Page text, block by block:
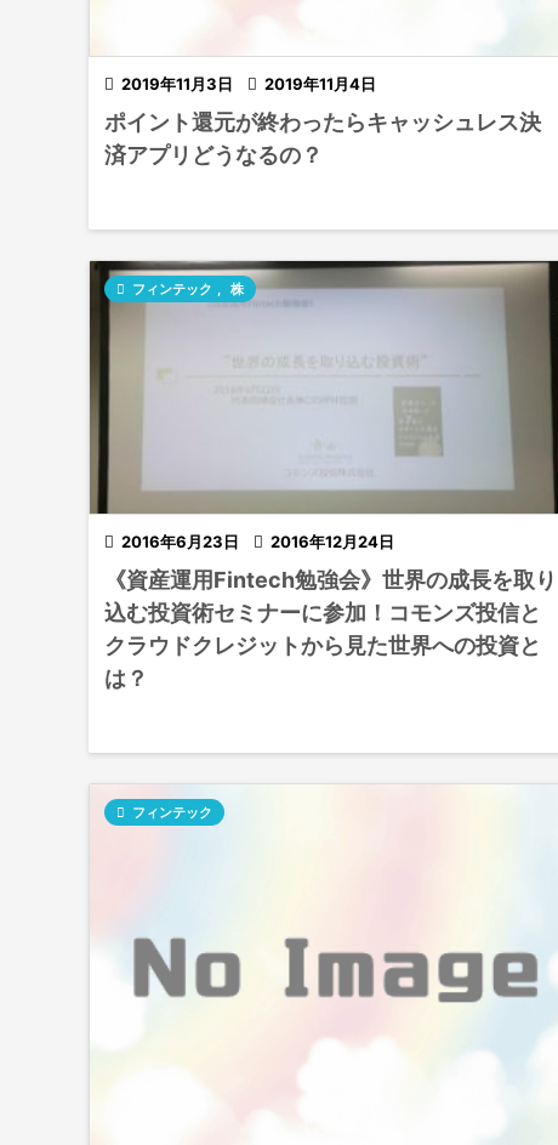
 2019年11月3日  2019年11月4日
ポイント還元が終わったらキャッシュレス決
済アプリどうなるの？
 2016年6月23日  2016年12月24日
 フィンテック 株
《資産運用Fintech勉強会》世界の成長を取り
込む投資術セミナーに参加！コモンズ投信と
クラウドクレジットから見た世界への投資と
は？
 フィンテック